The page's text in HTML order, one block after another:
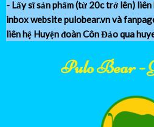
- Lấy sĩ sản phẩm (từ 20c trở lên)
inbox website pulobear.vn và
liên hệ Huyện đoàn Côn Đảo qua
Pulo Bear -